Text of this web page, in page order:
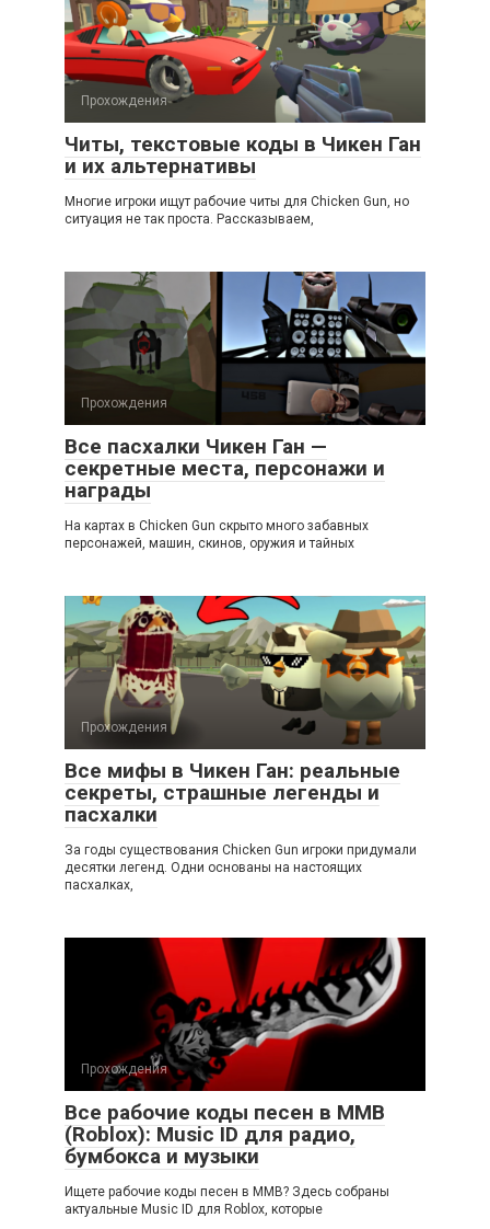
Прохождения
Читы, текстовые коды в Чикен Ган
и их альтернативы
Многие игроки ищут рабочие читы для Chicken Gun, но
ситуация не так проста. Рассказываем,
Прохождения
Все пасхалки Чикен Ган —
секретные места, персонажи и
награды
На картах в Chicken Gun скрыто много забавных
персонажей, машин, скинов, оружия и тайных
Прохождения
Все мифы в Чикен Ган: реальные
секреты, страшные легенды и
пасхалки
За годы существования Chicken Gun игроки придумали
десятки легенд. Одни основаны на настоящих
пасхалках,
Прохождения
Все рабочие коды песен в ММВ
(Roblox): Music ID для радио,
бумбокса и музыки
Ищете рабочие коды песен в ММВ? Здесь собраны
актуальные Music ID для Roblox, которые